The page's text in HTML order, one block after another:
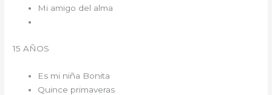
Mi amigo del alma
15 AÑOS
Es mi niña Bonita
Quince primaveras